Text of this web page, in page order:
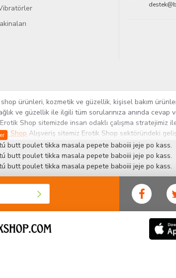
ürünleri, kozmetik ve güzellik, kişisel bakım
ve güzellik ile ilgili tüm sorularınıza anında cevap
Shop sitemizde insan odaklı çalışma stratejimiz
Shop Alışveriş sitemiz Erotik Shop sektöründeki
en geniş ürün gurubuna sahip ender
becerileri ile kendisine Cinsel Ürün hayatında
butt poulet tikka masala pepete baboiii jeje po kass.
butt poulet tikka masala pepete baboiii jeje po kass.
butt poulet tikka masala pepete baboiii jeje po kass.